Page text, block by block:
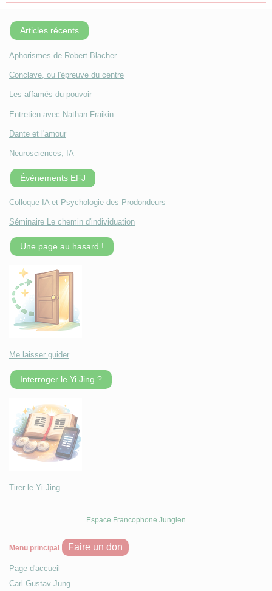
Articles récents
Aphorismes de Robert Blacher
Conclave, ou l'épreuve du centre
Les affamés du pouvoir
Entretien avec Nathan Fraikin
Dante et l'amour
Neurosciences, IA
Évènements EFJ
Colloque IA et Psychologie des Prodondeurs
Séminaire Le chemin d'individuation
Une page au hasard !
Me laisser guider
Interroger le Yi Jing ?
Tirer le Yi Jing
Espace Francophone Jungien
Menu principal Faire un don
Page d'accueil
Carl Gustav Jung